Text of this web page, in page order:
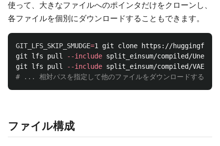
使って、大きなファイルへのポインタだけをクローンし、
各ファイルを個別にダウンロードすることもできます。
GIT_LFS_SKIP_SMUDGE=1 git clone https://
git lfs pull
--include split_einsum/compiled/
git lfs pull
--include
# ... 相対パスを指定して他のファイルをダウンロードする ...
ファイル構成